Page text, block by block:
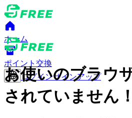
ホーム
ポイント交換
ログインサインアップ
お使いのブラウ
されていません！